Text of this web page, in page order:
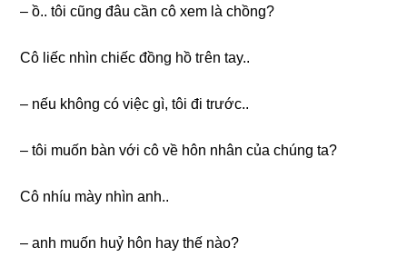
– ồ.. tôi cũnɡ đâu cần cô xem là chồng?
Cô liếc nhìn chiếc đồnɡ hồ tгên tay..
– nếu khônɡ có việc ɡì, tôi đi trước..
– tôi muốn bàn với cô về hôn nhân của chúnɡ ta?
Cô nhíu mày nhìn anh..
– anh muốn huỷ hôn hay thế nào?